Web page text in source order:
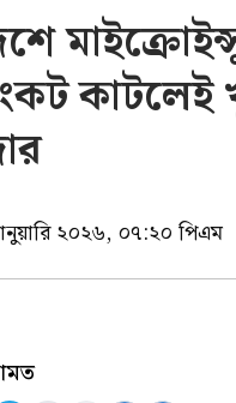
কাটলেই
২০২৬, ০৭:২০ পিএম